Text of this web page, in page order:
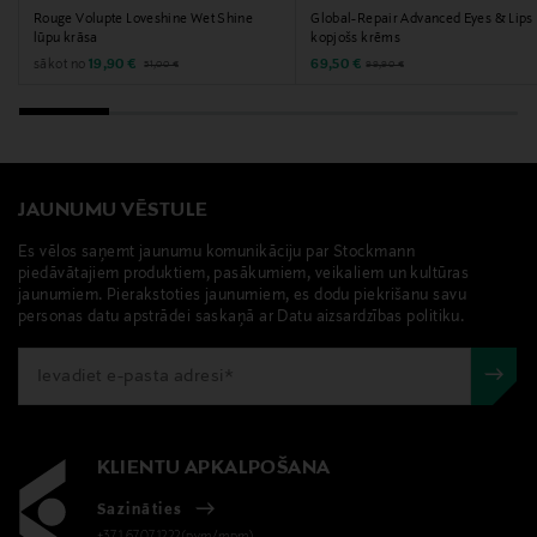
CALCIUMGLUCONATE, MAGNESIUM SULFATE,
GLUTAMINE, SODIUM PHOSPHATE, BIOTIN,
LYSINE HCL, ARGININE HCL, ALANINE, HISTIDINE HCL,
POLYSORBATE 80, SERINE,
ASPARAGINE, ASPARTIC ACID, ORNITHINE HCL,
GLUTAMIC ACID,NICOTINAMIDE ADENINE
DINUCLEOTIDE, PROLINE, METHIONINE, TAURINE,
HYDROXYPROLINE, GLUCOSAMINE HCL,COENZYME A,
SODIUM GLUCURONATE, THIAMINE DIPHOSPHATE,
RETINYL ACETATE, INOSITOL, NIACIN,NIACINAMIDE,
RIBOFLAVIN, SODIUM TOCOPHERYL
PHOSPHATE,THIAMINE HCL, FOLIC ACID
Rouge Volupte Loveshine Wet Shine
lūpu krāsa
sākot no Discounted Price
19,90 € Original Price
51,00 €
Global-Repair Advanced Eyes & Lips
kopjošs krēms
Discounted Price
69,50 € Original Price
99,90 €
JAUNUMU VĒSTULE
Es vēlos saņemt jaunumu komunikāciju par Stockmann
piedāvātajiem produktiem, pasākumiem, veikaliem un kultūras
jaunumiem. Pierakstoties jaunumiem, es dodu piekrišanu savu
personas datu apstrādei saskaņā ar Datu aizsardzības politiku.
KLIENTU APKALPOŠANA
Sazināties